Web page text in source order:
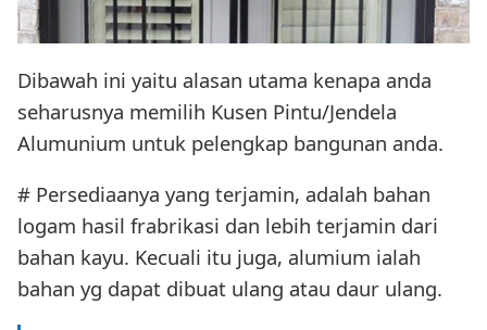
Dibawah ini yaitu alasan utama kenapa anda
seharusnya memilih Kusen Pintu/Jendela
Alumunium untuk pelengkap bangunan anda.
# Persediaanya yang terjamin, adalah bahan
logam hasil frabrikasi dan lebih terjamin dari
bahan kayu. Kecuali itu juga, alumium ialah
bahan yg dapat dibuat ulang atau daur ulang.